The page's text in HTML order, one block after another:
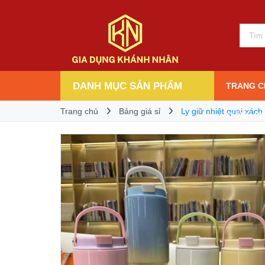
DANH MỤC SẢN PHẨM TRANG
CHÍNH
Trang chủ Bảng giá sỉ Ly giữ nhiệt quai
Giá bán: 60.000₫